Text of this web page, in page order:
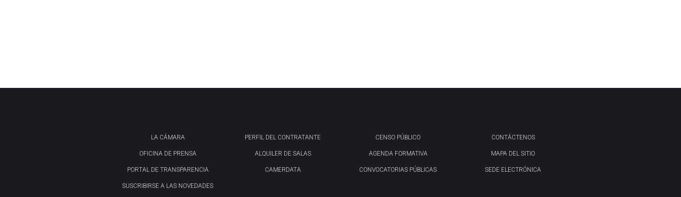
LA CÁMARA
OFICINA DE PRENSA
PORTAL DE TRANSPARENCIA
SUSCRIBIRSE A LAS NOVEDADES
PERFIL DEL CONTRATANTE
ALQUILER DE SALAS
CAMERDATA
CENSO PÚBLICO
AGENDA FORMATIVA
CONVOCATORIAS PÚBLICAS
CONTÁCTENOS
MAPA DEL SITIO
SEDE ELECTRÓNICA